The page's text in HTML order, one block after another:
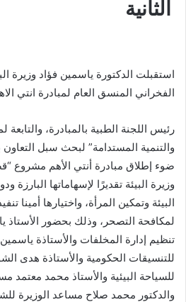
الثانية
استقبلت الدكتورة ياسمين فؤاد وزيرة
الفخراني المنسق العام لمبادرة انتي
رئيس اللجنة الطبية بالمبادرة،
والتنمية المستدامة” لبحث سبل التعاون
ضوء إطلاق مبادرة أنتي الأهم مشروع
وزيرة البيئة تقديرًا لإسهاماتها البارزة
البيئة وتمكين المرأة، واختيارها أمينا
لمكافحة التصحر، وذلك بحضور الأستاذ
تنظيم إدارة المخلفات والأستاذة
للتنسيقات الحكومية والأستاذة هدى
للسياحة البيئية والأستاذ محمد معتمد
والدكتور محمد صلاح مساعد الوزيرة